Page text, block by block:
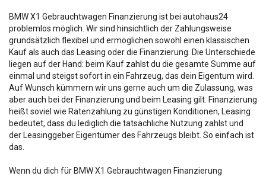
BMW X1 Gebrauchtwagen Finanzierung ist bei autohaus24
problemlos möglich. Wir sind hinsichtlich der Zahlungsweise
grundsätzlich flexibel und ermöglichen sowohl einen klassischen
Kauf als auch das Leasing oder die Finanzierung. Die Unterschiede
liegen auf der Hand: beim Kauf zahlst du die gesamte Summe auf
einmal und steigst sofort in ein Fahrzeug, das dein Eigentum wird.
Auf Wunsch kümmern wir uns gerne auch um die Zulassung, was
aber auch bei der Finanzierung und beim Leasing gilt. Finanzierung
heißt soviel wie Ratenzahlung zu günstigen Konditionen, Leasing
bedeutet, dass du lediglich die tatsächliche Nutzung zahlst und
der Leasinggeber Eigentümer des Fahrzeugs bleibt. So einfach ist
das.
Wenn du dich für BMW X1 Gebrauchtwagen Finanzierung